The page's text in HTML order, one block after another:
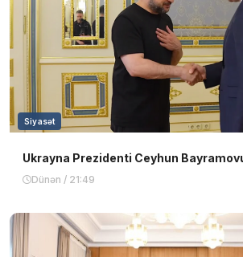
Siyasət
Ukrayna Prezidenti Ceyhun
Dünən / 21:49